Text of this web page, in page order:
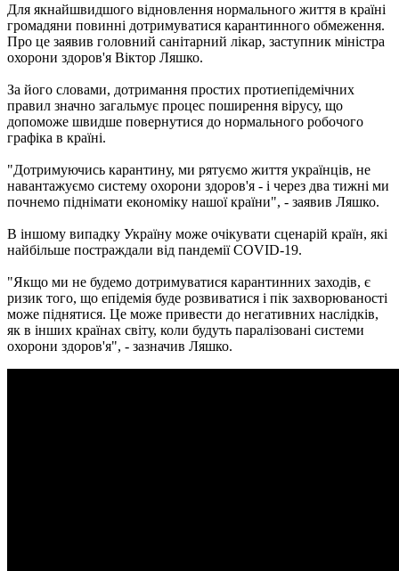
Для якнайшвидшого відновлення нормального життя в країні
громадяни повинні дотримуватися карантинного обмеження.
Про це заявив головний санітарний лікар, заступник міністра
охорони здоров'я Віктор Ляшко.
За його словами, дотримання простих протиепідемічних
правил значно загальмує процес поширення вірусу, що
допоможе швидше повернутися до нормального робочого
графіка в країні.
"Дотримуючись карантину, ми рятуємо життя українців, не
навантажуємо систему охорони здоров'я - і через два тижні ми
почнемо піднімати економіку нашої країни", - заявив Ляшко.
В іншому випадку Україну може очікувати сценарій країн, які
найбільше постраждали від пандемії COVID-19.
"Якщо ми не будемо дотримуватися карантинних заходів, є
ризик того, що епідемія буде розвиватися і пік захворюваності
може піднятися. Це може привести до негативних наслідків,
як в інших країнах світу, коли будуть паралізовані системи
охорони здоров'я", - зазначив Ляшко.